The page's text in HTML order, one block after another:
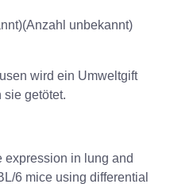
unbekannt)
wird ein Umweltgift
sie getötet.
expression in lung and
6 mice using differential